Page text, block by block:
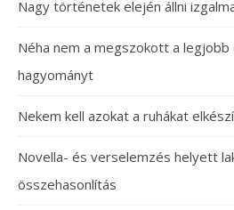
Nagy történetek elején állni
Néha nem a megszokott a legjobb
hagyományt
Nekem kell azokat a ruhákat
Novella- és verselemzés helyett
összehasonlítás